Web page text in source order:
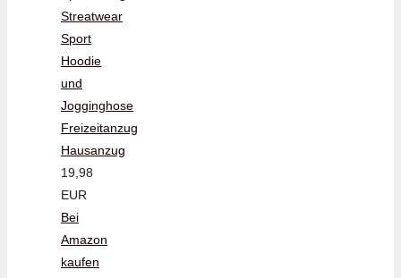
Streatwear
Sport
Hoodie
und
Jogginghose
Freizeitanzug
Hausanzug
19,98
EUR
Bei
Amazon
kaufen